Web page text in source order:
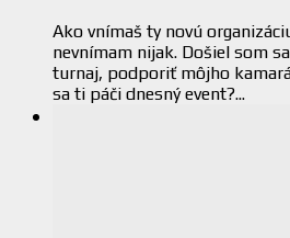
Ako vnímaš ty novú
nevnímam nijak. Došiel som
turnaj, podporiť môjho
sa ti páči dnesný event?...